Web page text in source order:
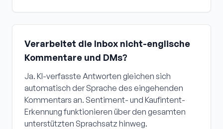
Verarbeitet die Inbox nicht-englische
Kommentare und DMs?
Ja. KI-verfasste Antworten gleichen sich
automatisch der Sprache des eingehenden
Kommentars an. Sentiment- und Kaufintent-
Erkennung funktionieren über den gesamten
unterstützten Sprachsatz hinweg.